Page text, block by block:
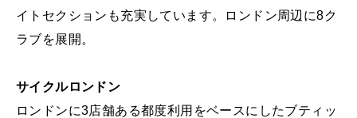
イトセクションも充実しています。ロンドン周辺に8ク
ラブを展開。
サイクルロンドン
ロンドンに3店舗ある都度利用をベースにしたブティッ